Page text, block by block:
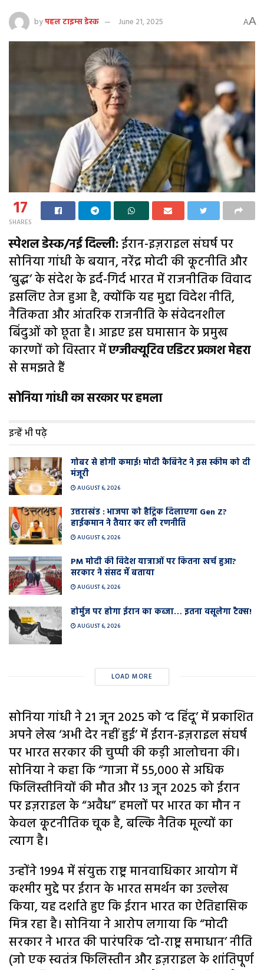
byपहल टाइम्स डेस्क June 21, 2025 AA
17
SHARES
स्पेशल डेस्क/नई दिल्ली:ईरान-इज़राइल संघर्ष पर
सोनिया गांधी के बयान, नरेंद्र मोदी की कूटनीति और
‘बुद्ध’ के संदेश के इर्द-गिर्द भारत में राजनीतिक विवाद
इसलिए तेज हुआ है, क्योंकि यह मुद्दा विदेश नीति,
नैतिकता और आंतरिक राजनीति के संवेदनशील
बिंदुओं को छूता है। आइए इस घमासान के प्रमुख
कारणों को विस्तार मेंएग्जीक्यूटिव एडिटर प्रकाश मेहरा
से समझते हैं
सोनिया गांधी का सरकार पर हमला
इन्हें भी पढ़े
गोबर से होगी कमाई! मोदी कैबिनेट ने इस स्कीम को दी
मंजूरी
AUGUST 6, 2026
उत्तराखंड : भाजपा को हैट्रिक दिलाएगा Gen Z?
हाईकमान ने तैयार कर ली रणनीति
AUGUST 6, 2026
PM मोदी की विदेश यात्राओं पर कितना खर्च हुआ?
सरकार ने संसद में बताया
AUGUST 6, 2026
होर्मुज पर होगा ईरान का कब्जा… इतना वसूलेगा टैक्स!
AUGUST 6, 2026
LOAD MORE
सोनिया गांधी ने 21 जून 2025 को ‘द हिंदू’ में प्रकाशित
अपने लेख ‘अभी देर नहीं हुई’ में ईरान-इज़राइल संघर्ष
पर भारत सरकार की चुप्पी की कड़ी आलोचना की।
सोनिया ने कहा कि “गाजा में 55,000 से अधिक
फिलिस्तीनियों की मौत और 13 जून 2025 को ईरान
पर इज़राइल के “अवैध” हमलों पर भारत का मौन न
केवल कूटनीतिक चूक है, बल्कि नैतिक मूल्यों का
त्याग है।
उन्होंने 1994 में संयुक्त राष्ट्र मानवाधिकार आयोग में
कश्मीर मुद्दे पर ईरान के भारत समर्थन का उल्लेख
किया, यह दर्शाते हुए कि ईरान भारत का ऐतिहासिक
मित्र रहा है। सोनिया ने आरोप लगाया कि “मोदी
सरकार ने भारत की पारंपरिक ‘दो-राष्ट्र समाधान’ नीति
(जो एक स्वतंत्र फिलिस्तीन और इज़राइल के शांतिपूर्ण